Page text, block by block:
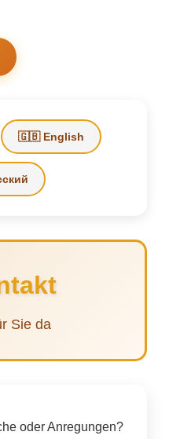
🇬🇧 English
Sie da
oder Anregungen?